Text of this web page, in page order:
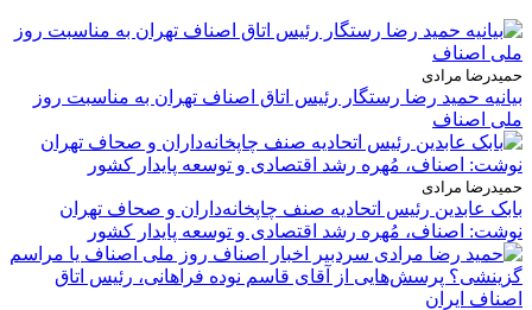
حمیدرضا مرادی
بیانیه حمید رضا رستگار رئیس اتاق اصناف تهران به مناسبت روز
ملی اصناف
حمیدرضا مرادی
بابک عابدین رئیس اتحادیه صنف چاپخانه‌داران و صحاف تهران
نوشت: اصناف، مُهره رشد اقتصادی و توسعه پایدار کشور